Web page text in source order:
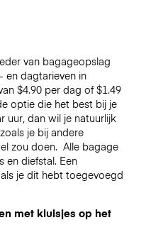
van bagageopslag
en dagtarieven in
$4.90 per dag of $1.49
optie die het best bij je
uur, dan wil je natuurlijk
je bij andere
zou doen. Alle bagage
en diefstal. Een
je dit hebt toegevoegd
met kluisjes op het